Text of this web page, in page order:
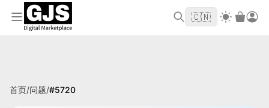
欢迎来到 GJS.MARKET！使用优惠码 WELCOME2026
首单立
🇨🇳
首页/问题/#5720